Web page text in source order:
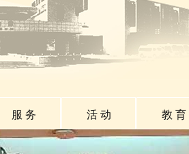
服 务 活 动 教 育